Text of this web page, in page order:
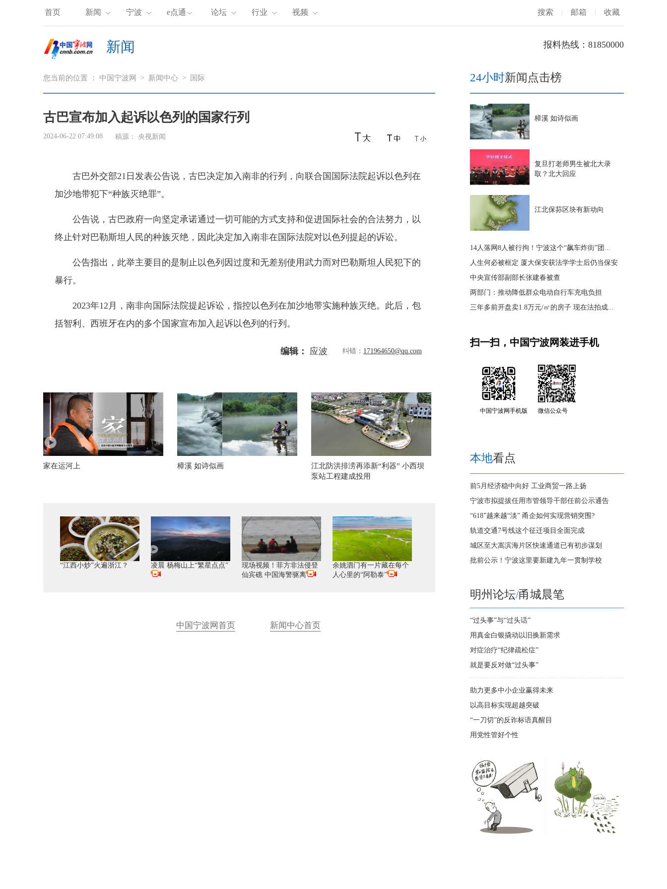
首页 新闻 宁波 e点通 论坛 行业 视频 搜索 | 邮箱 | 收藏
新闻 报料热线：81850000
您当前的位置 ： 中国宁波网 > 新闻中心 > 国际
古巴宣布加入起诉以色列的国家行列
2024-06-22 07:49:08 稿源： 央视新闻
古巴外交部21日发表公告说，古巴决定加入南非的行列，向联合国国际法院起诉以色列在
加沙地带犯下“种族灭绝罪”。
公告说，古巴政府一向坚定承诺通过一切可能的方式支持和促进国际社会的合法努力，以
终止针对巴勒斯坦人民的种族灭绝，因此决定加入南非在国际法院对以色列提起的诉讼。
公告指出，此举主要目的是制止以色列因过度和无差别使用武力而对巴勒斯坦人民犯下的
暴行。
2023年12月，南非向国际法院提起诉讼，指控以色列在加沙地带实施种族灭绝。此后，包
括智利、西班牙在内的多个国家宣布加入起诉以色列的行列。
编辑： 应波 纠错： 171964650@qq.com
家在运河上 樟溪 如诗似画
江北防洪排涝再添新“利器” 小西坝
泵站工程建成投用
“江西小炒”火遍浙江？ 凌晨 杨梅山上“繁星点点”
现场视频！菲方非法侵登
仙宾礁 中国海警驱离
余姚泗门有一片藏在每个
人心里的“阿勒泰”
中国宁波网首页 新闻中心首页
24小时新闻点击榜
樟溪 如诗似画
复旦打老师男生被北大录
取？北大回应
江北保荪区块有新动向
14人落网8人被行拘！宁波这个“飙车炸街”团...
人生何必被框定 厦大保安获法学学士后仍当保安
中央宣传部副部长张建春被查
两部门：推动降低群众电动自行车充电负担
三年多前开盘卖1.8万元/㎡的房子 现在法拍成...
扫一扫，中国宁波网装进手机
中国宁波网手机版 微信公众号
本地看点
前5月经济稳中向好 工业商贸一路上扬
宁波市拟提拔任用市管领导干部任前公示通告
“618”越来越“淡” 甬企如何实现营销突围?
轨道交通7号线这个征迁项目全面完成
城区至大嵩滨海片区快速通道已有初步谋划
批前公示！宁波这里要新建九年一贯制学校
明州论坛/甬城晨笔
“过头事”与“过头话”
用真金白银撬动以旧换新需求
对症治疗“纪律疏松症”
就是要反对做“过头事”
助力更多中小企业赢得未来
以高目标实现超越突破
“一刀切”的反诈标语真醒目
用党性管好个性